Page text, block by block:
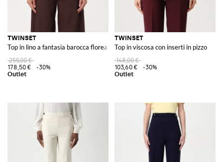
TWINSET
Top in lino a fantasia barocca floreale
255,00 €
178,50 €
-30%
TWINSET
Top in viscosa con inserti in pizzo
148,00 €
103,60 €
-30%